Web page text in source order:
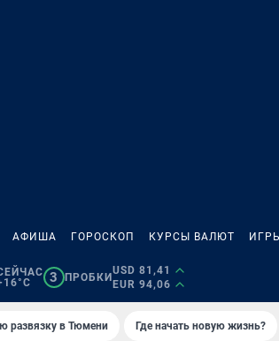
АФИША ГОРОСКОП КУРСЫ ВАЛЮТ
3 ПРОБКИ
USD 81,41
EUR 94,06
развязку в Тюмени Где начать новую жизнь?